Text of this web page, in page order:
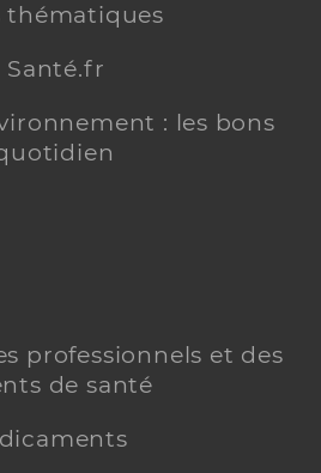
thématiques
Santé.fr
: les bons
professionnels et des
de santé